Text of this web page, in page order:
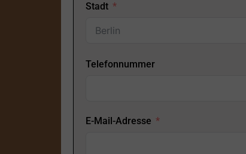
Stadt
Telefonnummer
E-Mail-Adresse